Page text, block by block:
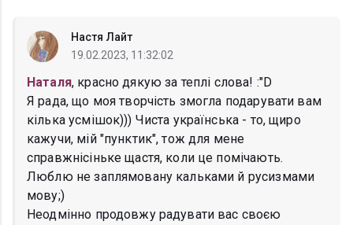
Настя Лайт
19.02.2023, 11:32:02
Наталя, красно дякую за теплі слова! :"D
Я рада, що моя творчість змогла подарувати вам
кілька усмішок))) Чиста українська - то, щиро
кажучи, мій "пунктик", тож для мене
справжнісіньке щастя, коли це помічають.
Люблю не заплямовану кальками й русизмами
мову;)
Неодмінно продовжу радувати вас своєю